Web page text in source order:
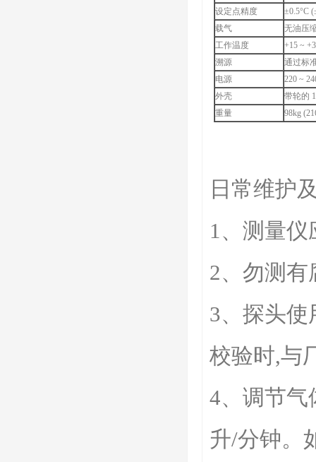
设定点精度
±0.5°C
载气
无油压
工作温度
+15 ~
溯源
通过标
电源
220 ~
外壳
带轮的
重量
98kg
日常维护
1、测量
2、勿测有
3、探头
校验时,与
4、调节气
升/分钟。